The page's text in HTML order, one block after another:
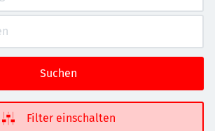
Suchen
Filter einschalten